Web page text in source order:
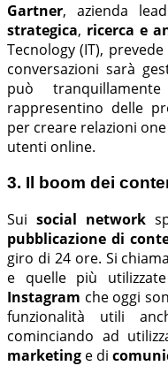
Gartner, azienda
strategica, ricerca e
Tecnology (IT),
conversazioni sarà
può
rappresentino delle
per creare relazioni
utenti online.
3. Il boom dei
Sui social network
pubblicazione di
giro di 24 ore. Si
e quelle più
Instagram che oggi
funzionalità utili
cominciando ad
marketing e di